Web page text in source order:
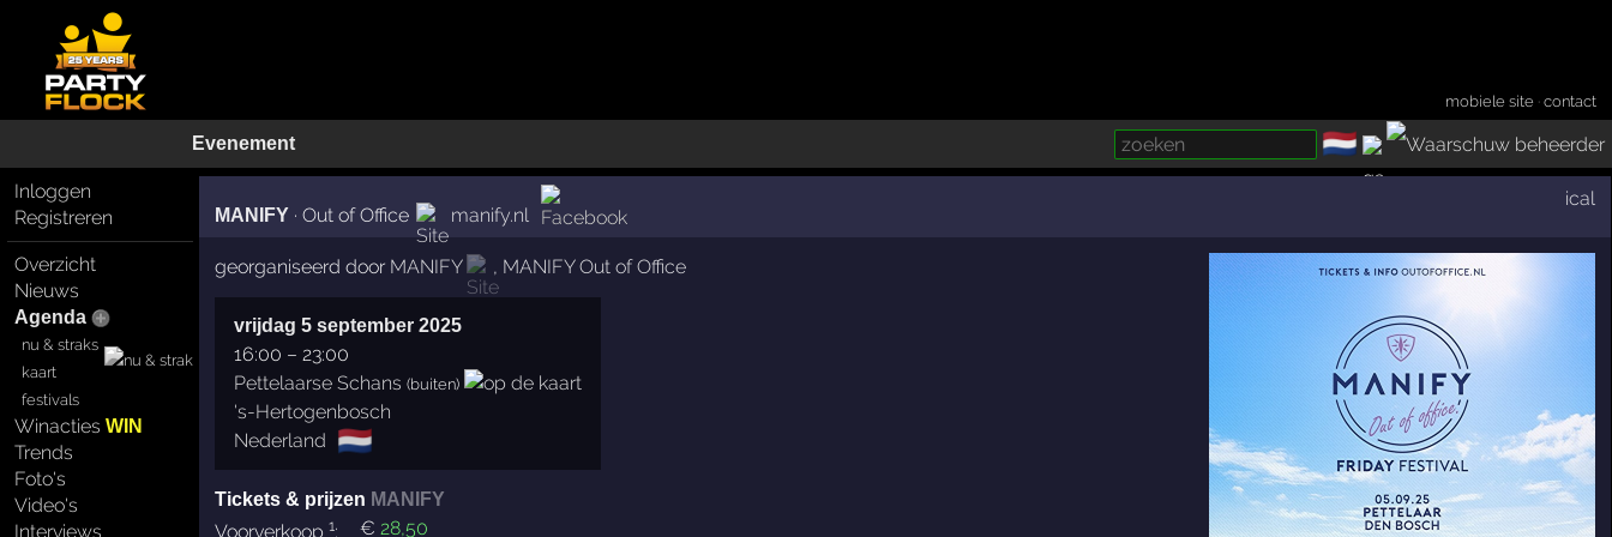
mobiele site ·contact
Evenement 🇳🇱
Inloggen
Registreren
Overzicht
Nieuws
Agenda
nu & straks
kaart
festivals
WinactiesWIN
Trends
Foto's
Video's
Interviews
MANIFY· Out of Office manify.nl
ical
georganiseerd door MANIFY , MANIFY Out of Office
vrijdag 5 september 2025
16:00 – 23:00
Pettelaarse Schans (buiten)
's-Hertogenbosch
Nederland 🇳🇱
Tickets & prijzen MANIFY
Voorverkoop 1: € 28,50